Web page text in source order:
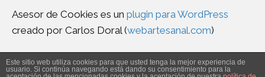
Asesor de Cookies es un plugin para WordPress
creado por Carlos Doral (webartesanal.com)
© 2017 Amuez |Aviso legal|Política de privacidad| Desarrollado por
Este sitio web utiliza cookies para que usted tenga la mejor experiencia de
usuario. Si continúa navegando está dando su consentimiento para la